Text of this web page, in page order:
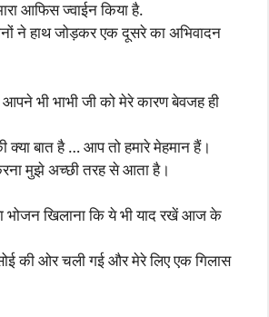
आफिस ज्वाईन किया है.
ने हाथ जोड़कर एक दूसरे का अभिवादन
भी भाभी जी को मेरे कारण बेवजह ही
क्या बात है … आप तो हमारे मेहमान हैं।
मुझे अच्छी तरह से आता है।
खिलाना कि ये भी याद रखें आज के
की ओर चली गई और मेरे लिए एक गिलास